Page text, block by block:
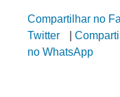
Compartilhar no
Twitter
no WhatsApp